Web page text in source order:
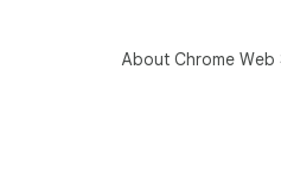
About Chrome Web